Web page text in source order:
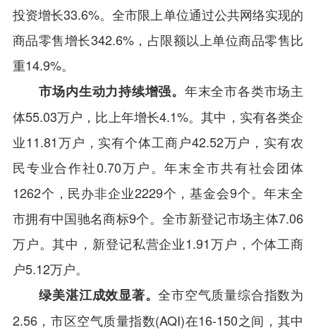
投资增长33.6%。全市限上单位通过公共网络实现的
商品零售增长342.6%，占限额以上单位商品零售比
重14.9%。
市场内生动力持续增强。 年末全市各类市场主
体55.03万户，比上年增长4.1%。其中，实有各类企
业11.81万户，实有个体工商户42.52万户，实有农
民专业合作社0.70万户。年末全市共有社会团体
1262个，民办非企业2229个，基金会9个。年末全
市拥有中国驰名商标9个。全市新登记市场主体7.06
万户。其中，新登记私营企业1.91万户，个体工商
户5.12万户。
绿美湛江成效显著。全市空气质量综合指数为
2.56，市区空气质量指数(AQI)在16-150之间，其中